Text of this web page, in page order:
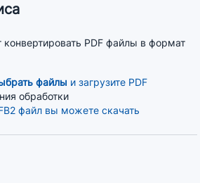
конвертировать PDF файлы в формат
файлы и загрузите PDF
обработки
файл вы можете скачать